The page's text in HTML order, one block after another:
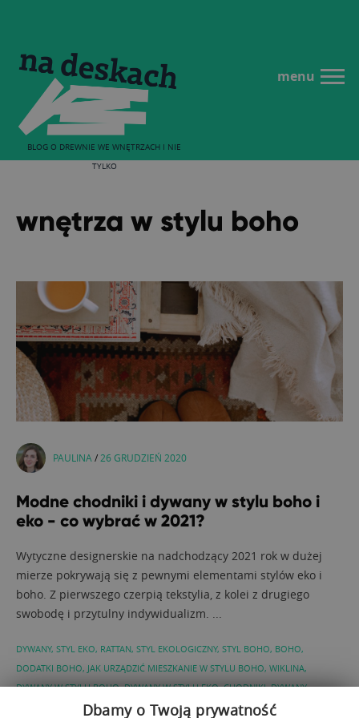
BLOG O DREWNIE WE WNĘTRZACH I NIE
TYLKO
menu
wnętrza w stylu boho
PAULINA / 26 GRUDZIEŃ 2020
Modne chodniki i dywany w stylu boho i
eko - co wybrać w 2021?
Wytyczne designerskie na nadchodzący 2021 rok w dużej
mierze pokrywają się z pewnymi elementami stylów eko i
boho. Z pierwszego czerpią tekstylia, z kolei z drugiego
swobodę i przytulny indywidualizm. ...
DYWANY, STYL EKO, RATTAN, STYL EKOLOGICZNY, STYL BOHO, BOHO,
DODATKI BOHO, JAK URZĄDZIĆ MIESZKANIE W STYLU BOHO, WIKLINA,
DYWANY W STYLU BOHO,DYWANY W STYLU EKO,CHODNIKI,DYWANY
WNĘTRZA W STYLU BOHO,DYWAN DO SALONU,DYWAN DO
Dbamy o Twoją prywatność